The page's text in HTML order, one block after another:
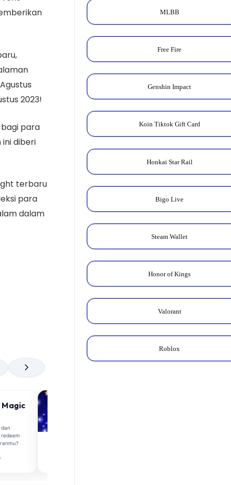
2023!
bagi para
ini diberi
terbaru
para
dalam
MLBB
Free Fire
Genshin Impact
Koin Tiktok Gift Card
Honkai Star Rail
Bigo Live
Steam Wallet
Honor of Kings
Valorant
Roblox